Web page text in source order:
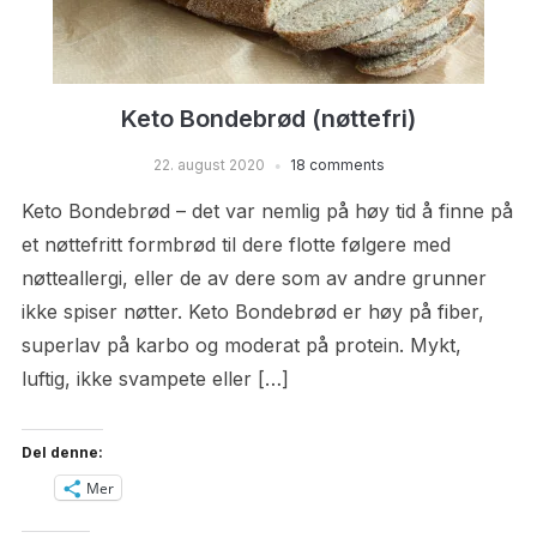
Keto Bondebrød (nøttefri)
22. august 2020 18 comments
Keto Bondebrød – det var nemlig på høy tid å finne på
et nøttefritt formbrød til dere flotte følgere med
nøtteallergi, eller de av dere som av andre grunner
ikke spiser nøtter. Keto Bondebrød er høy på fiber,
superlav på karbo og moderat på protein. Mykt,
luftig, ikke svampete eller […]
Del denne:
Mer